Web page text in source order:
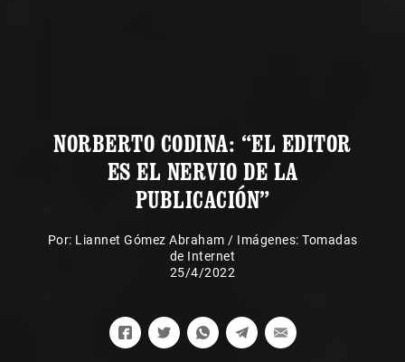
NORBERTO CODINA: “EL EDITOR
ES EL NERVIO DE LA
PUBLICACIÓN”
Por: Liannet Gómez Abraham / Imágenes: Tomadas
de Internet
25/4/2022